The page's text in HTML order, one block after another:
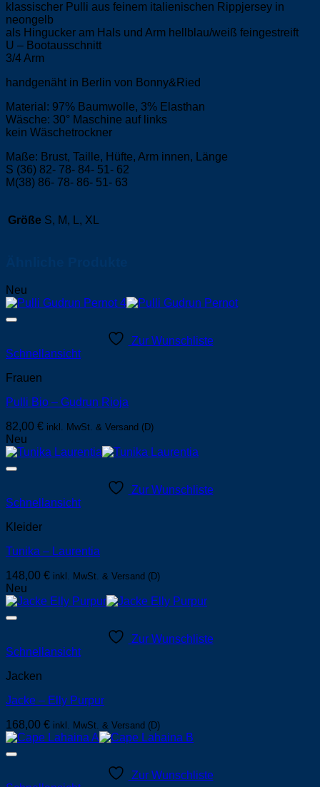
klassischer Pulli aus feinem italienischen Rippjersey in
neongelb
als Hingucker am Hals und Arm hellblau/weiß feingestreift
U – Bootausschnitt
3/4 Arm
handgenäht in Berlin von Bonny&Ried
Material: 97% Baumwolle, 3% Elasthan
Wäsche: 30° Maschine auf links
kein Wäschetrockner
Maße: Brust, Taille, Hüfte, Arm innen, Länge
S (36) 82- 78- 84- 51- 62
M(38) 86- 78- 86- 51- 63
Größe S, M, L, XL
Neu
Zur Wunschliste
Schnellansicht
Frauen
Pulli Bio – Gudrun Rioja
82,00 € inkl. MwSt. & Versand (D)
Neu
Zur Wunschliste
Schnellansicht
Kleider
Tunika – Laurentia
148,00 € inkl. MwSt. & Versand (D)
Neu
Zur Wunschliste
Schnellansicht
Jacken
Jacke – Elly Purpur
168,00 € inkl. MwSt. & Versand (D)
Zur Wunschliste